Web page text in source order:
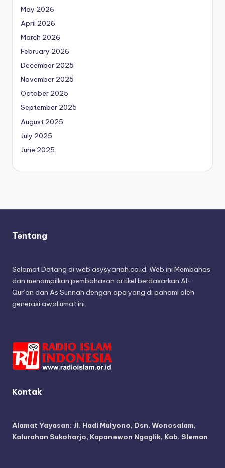
May 2026
April 2026
March 2026
February 2026
December 2025
November 2025
October 2025
September 2025
August 2025
July 2025
June 2025
Tentang
Selamat Datang di web asysyariah.co.id. Web ini Membahas
dan menampilkan pembahasan artikel berdasarkan Al-
Qur’an dan As Sunnah dengan apa yang di pahami oleh
generasi awal umat ini.
Kontak
Alamat Yayasan: Jl. Hadi Mulyono, Dsn. Wonosalam,
Kalurahan Sukoharjo, Kapanewon Ngaglik, Kab. Sleman